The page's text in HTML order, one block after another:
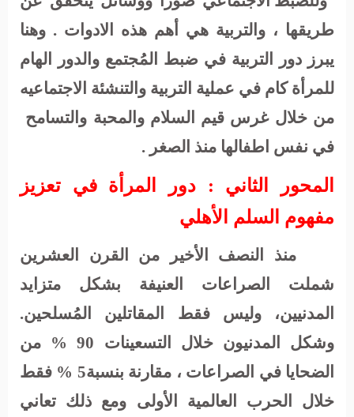
طريقها ، والتربية هي أهم هذه الادوات . وهنا
يبرز دور التربية في ضبط المُجتمع والدور الهام
للمرأة كام في عملية التربية والتنشئة الاجتماعيه
من خلال غرس قيم السلام والمحبة والتسامح
في نفس اطفالها منذ الصغر .
المحور الثاني : دور المرأة في تعزيز
مفهوم السلم الأهلي
منذ النصف الأخير من القرن
العشرين
شملت
الصراعات العنيفة بشكل
متزايد
المدنيين،
وليس فقط المقاتلين المُسلحين.
وشكل
المدنيون خلال التسعينات 90
% من
الضحايا في الصراعات ، مقارنة بنسبة5
% فقط
خلال
الحرب العالمية الأولى ومع ذلك تعاني